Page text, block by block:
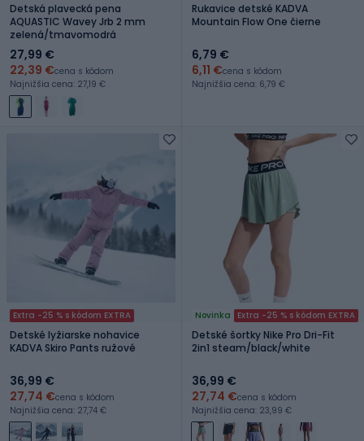
Detská plavecká pena
AQUASTIC Wavey Jrb 2 mm
zelená/tmavomodrá
27,99 €
22,39 €cena s kódom
Najnižšia cena: 27,19 €
Rukavice detské KADVA
Mountain Flow One čierne
6,79 €
6,11 €cena s kódom
Najnižšia cena: 6,79 €
Extra -25 % s kódom EXTRA
Detské lyžiarske nohavice
KADVA Skiro Pants ružové
36,99 €
27,74 €cena s kódom
Najnižšia cena: 27,74 €
Novinka Extra -25 % s kódom EXTRA
Detské šortky Nike Pro Dri-Fit
2in1 steam/black/white
36,99 €
27,74 €cena s kódom
Najnižšia cena: 23,99 €